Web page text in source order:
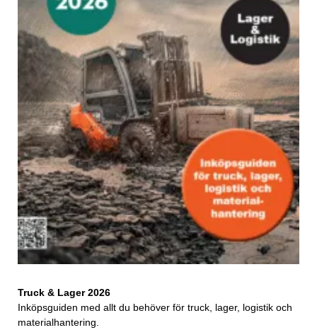
Truck & Lager 2026
Inköpsguiden med allt du behöver för truck, lager, logistik och
materialhantering.